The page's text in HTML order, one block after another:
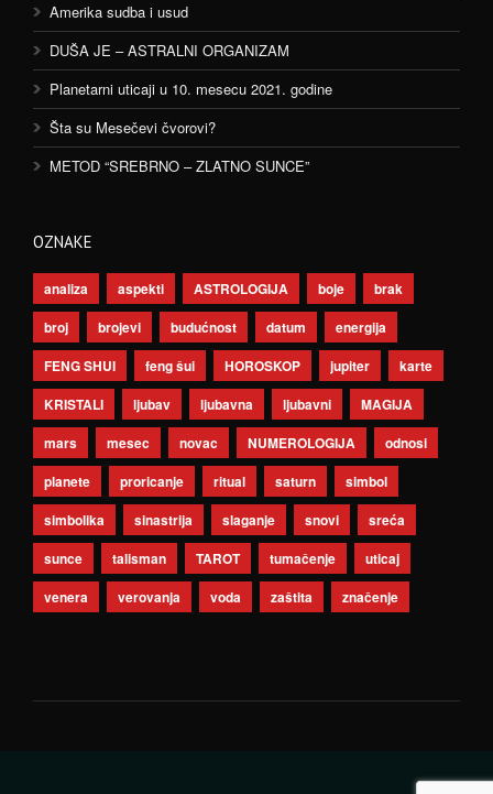
Amerika sudba i usud
DUŠA JE – ASTRALNI ORGANIZAM
Planetarni uticaji u 10. mesecu 2021. godine
Šta su Mesečevi čvorovi?
METOD “SREBRNO – ZLATNO SUNCE”
OZNAKE
analiza aspekti ASTROLOGIJA boje
brak
broj
brojevi budućnost datum
energija
FENG SHUI
feng šui HOROSKOP jupiter
karte
KRISTALI
ljubav ljubavna ljubavni
MAGIJA
mars
mesec novac NUMEROLOGIJA
odnosi
planete
proricanje ritual saturn
simbol
simbolika
sinastrija slaganje snovi
sreća
sunce
talisman TAROT tumačenje
uticaj
venera
verovanja voda zaštita značenje